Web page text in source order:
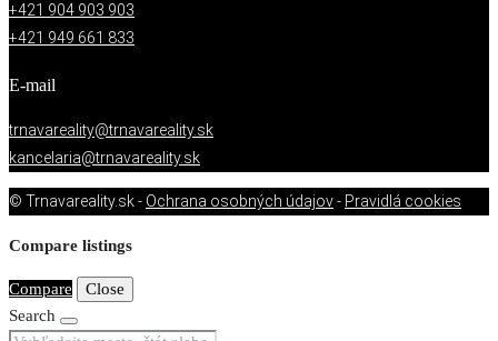
+421 904 903 903
+421 949 661 833
E-mail
trnavareality@trnavareality.sk
kancelaria@trnavareality.sk
© Trnavareality.sk - Ochrana osobných údajov- Pravidlá cookies
Compare listings
Compare
Close
Search